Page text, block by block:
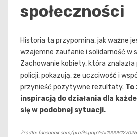
społeczności
Historia ta przypomina, jak ważne
wzajemne zaufanie i solidarność w
Zachowanie kobiety, która
policji, pokazują, że uczciwość i
przynieść pozytywne rezultaty.
inspiracją do działania dla
się w podobnej sytuacji.
Źródło: facebook.com/